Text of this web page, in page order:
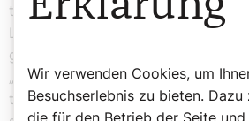
typische Tracht, Männer haben
Lehmandlkrippen, aus Lehm
genauso in der Sammlung, wie
„Wenn man das äußere Grüne
trocknet, kann man die Blätter
Wir verwenden Cookies, um
Besuchserlebnis zu bieten.
die für den Betrieb der Seite